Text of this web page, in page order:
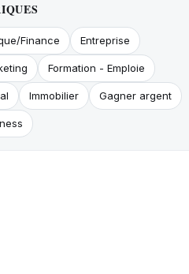
Finance Entreprise
Formation - Emploie
Immobilier Gagner argent